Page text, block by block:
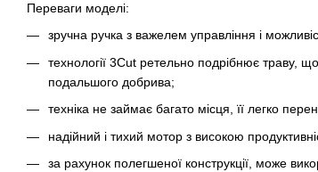
Переваги моделі:
зручна ручка з важелем управління і
технології 3Cut ретельно подрібнює траву,
подальшого добрива;
техніка не займає багато місця, її легко
надійний і тихий мотор з високою
за рахунок полегшеної конструкції, може